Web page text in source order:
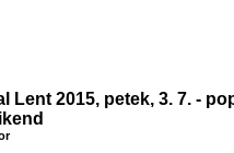
Lent 2015, petek, 3. 7. -